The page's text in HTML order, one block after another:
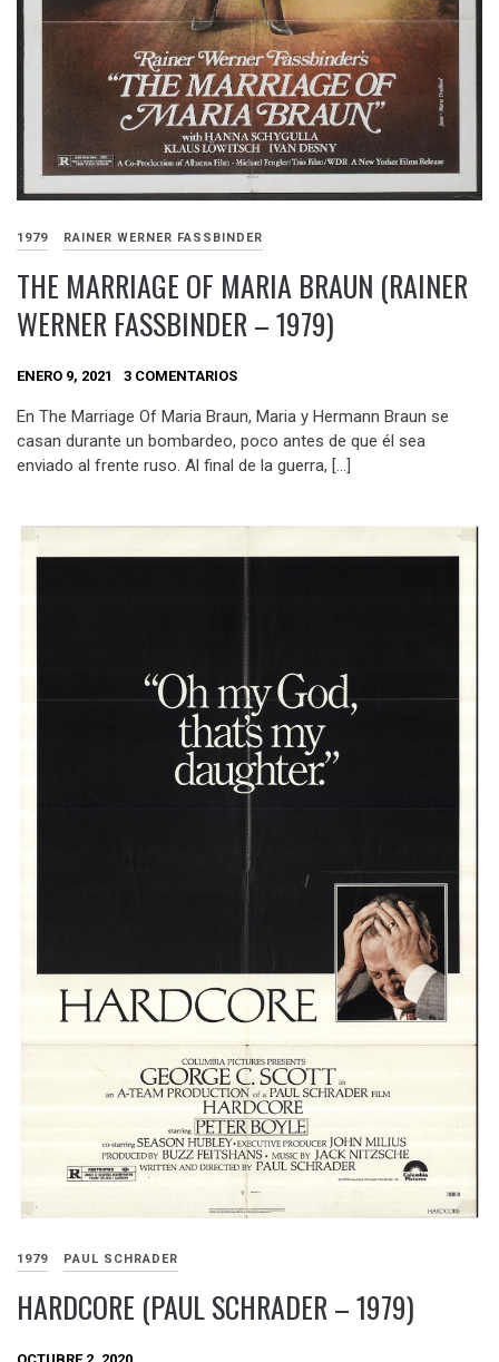
1979 RAINER WERNER FASSBINDER
THE MARRIAGE OF MARIA BRAUN (RAINER
WERNER FASSBINDER – 1979)
ENERO 9, 2021 3 COMENTARIOS
En The Marriage Of Maria Braun, Maria y Hermann Braun se
casan durante un bombardeo, poco antes de que él sea
enviado al frente ruso. Al final de la guerra, […]
1979 PAUL SCHRADER
HARDCORE (PAUL SCHRADER – 1979)